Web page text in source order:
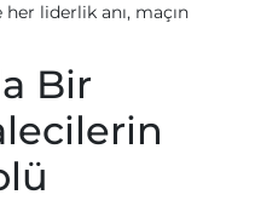
liderlik anı, maçın
Bir